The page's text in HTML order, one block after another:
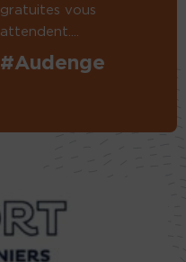
gratuites vous
attendent....
#Audenge